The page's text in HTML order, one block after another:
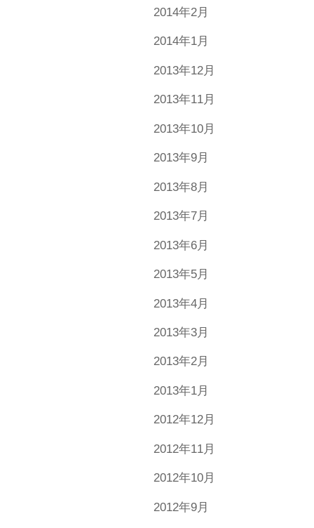
2014年2月
2014年1月
2013年12月
2013年11月
2013年10月
2013年9月
2013年8月
2013年7月
2013年6月
2013年5月
2013年4月
2013年3月
2013年2月
2013年1月
2012年12月
2012年11月
2012年10月
2012年9月